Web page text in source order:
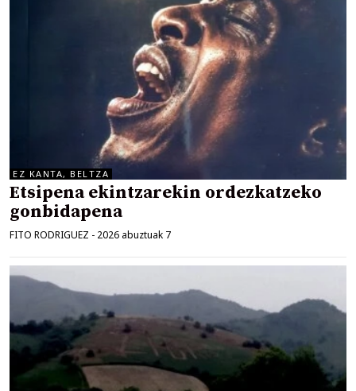
EZ KANTA, BELTZA
Etsipena ekintzarekin ordezkatzeko
gonbidapena
FITO RODRIGUEZ - 2026 abuztuak 7